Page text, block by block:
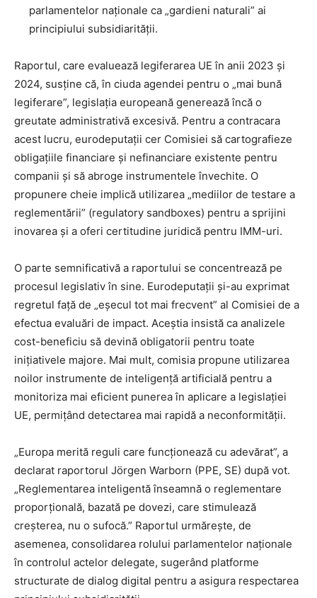
parlamentelor naționale ca „gardieni naturali” ai
principiului subsidiarității.
Raportul, care evaluează legiferarea UE în anii 2023 și
2024, susține că, în ciuda agendei pentru o „mai bună
legiferare”, legislația europeană generează încă o
greutate administrativă excesivă. Pentru a contracara
acest lucru, eurodeputații cer Comisiei să cartografieze
obligațiile financiare și nefinanciare existente pentru
companii și să abroge instrumentele învechite. O
propunere cheie implică utilizarea „mediilor de testare a
reglementării” (regulatory sandboxes) pentru a sprijini
inovarea și a oferi certitudine juridică pentru IMM-uri.
O parte semnificativă a raportului se concentrează pe
procesul legislativ în sine. Eurodeputații și-au exprimat
regretul față de „eșecul tot mai frecvent” al Comisiei de a
efectua evaluări de impact. Aceștia insistă ca analizele
cost-beneficiu să devină obligatorii pentru toate
inițiativele majore. Mai mult, comisia propune utilizarea
noilor instrumente de inteligență artificială pentru a
monitoriza mai eficient punerea în aplicare a legislației
UE, permițând detectarea mai rapidă a neconformității.
„Europa merită reguli care funcționează cu adevărat”, a
declarat raportorul Jörgen Warborn (PPE, SE) după vot.
„Reglementarea inteligentă înseamnă o reglementare
proporțională, bazată pe dovezi, care stimulează
creșterea, nu o sufocă.” Raportul urmărește, de
asemenea, consolidarea rolului parlamentelor naționale
în controlul actelor delegate, sugerând platforme
structurate de dialog digital pentru a asigura respectarea